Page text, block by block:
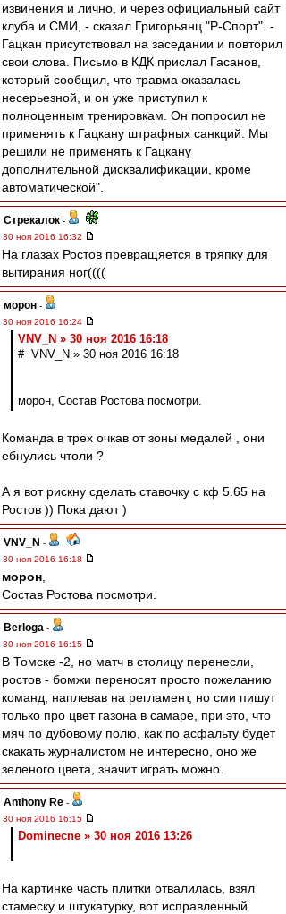
извинения и лично, и через официальный сайт
клуба и СМИ, - сказал Григорьянц "Р-Спорт". -
Гацкан присутствовал на заседании и повторил
свои слова. Письмо в КДК прислал Гасанов,
который сообщил, что травма оказалась
несерьезной, и он уже приступил к
полноценным тренировкам. Он попросил не
применять к Гацкану штрафных санкций. Мы
решили не применять к Гацкану
дополнительной дисквалификации, кроме
автоматической".
Стрекалок -
30 ноя 2016 16:32
На глазах Ростов превращяется в тряпку для
вытирания ног((((
морон -
30 ноя 2016 16:24
VNV_N » 30 ноя 2016 16:18
# VNV_N » 30 ноя 2016 16:18
морон, Состав Ростова посмотри.
Команда в трех очкав от зоны медалей , они
ебнулись чтоли ?
А я вот рискну сделать ставочку с кф 5.65 на
Ростов )) Пока дают )
VNV_N -
30 ноя 2016 16:18
морон
Состав Ростова посмотри.
Berloga -
30 ноя 2016 16:15
В Томске -2, но матч в столицу перенесли,
ростов - бомжи переносят просто пожеланию
команд, наплевав на регламент, но сми пишут
только про цвет газона в самаре, при это, что
мяч по дубовому полю, как по асфальту будет
скакать журналистом не интересно, оно же
зеленого цвета, значит играть можно.
Anthony Re -
30 ноя 2016 16:15
Dominecne » 30 ноя 2016 13:26
На картинке часть плитки отвалилась, взял
стамеску и штукатурку, вот исправленный